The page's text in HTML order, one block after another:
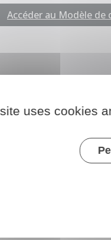
Accéder au Modèle de
le salarié dans la lettre
Ce n'est
par l'employeur ou
à
uses cookies